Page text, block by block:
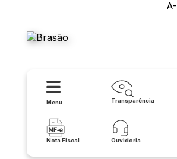
A-
Menu Transparência
Nota Fiscal Ouvidoria